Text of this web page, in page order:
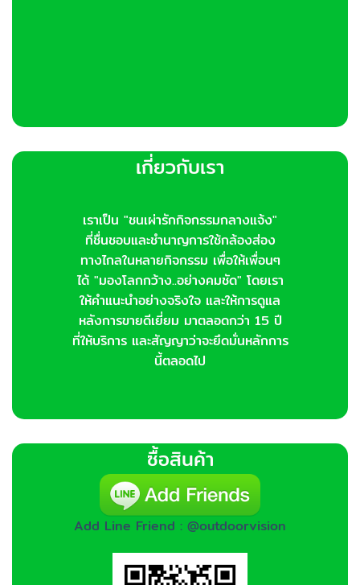
เกี่ยวกับเรา
เราเป็น "ชนเผ่ารักกิจกรรมกลางแจ้ง"
ที่ชื่นชอบและชำนาญการใช้กล้องส่อง
ทางไกลในหลายกิจกรรม เพื่อให้เพื่อนๆ
ได้ "มองโลกกว้าง..อย่างคมชัด" โดยเรา
ให้คำแนะนำอย่างจริงใจ และให้การดูแล
หลังการขายดีเยี่ยม มาตลอดกว่า 15 ปี
ที่ให้บริการ และสัญญาว่าจะยึดมั่นหลักการ
นี้ตลอดไป
ซื้อสินค้า
Add Line Friend : @outdoorvision